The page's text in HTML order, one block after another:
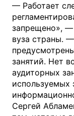
— Работает
запрещено», —
вуза страны.
занятий. Нет
аудиторных
используемых
Сергей